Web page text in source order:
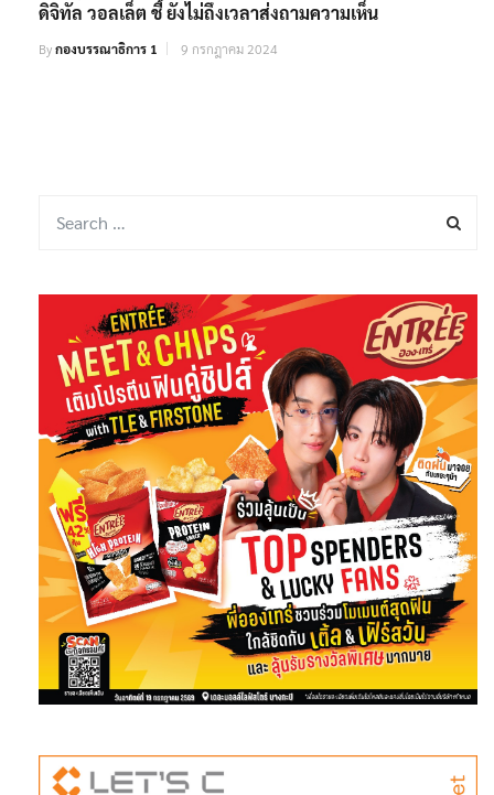
ดิจิทัล วอลเล็ต ชี้ ยังไม่ถึงเวลาส่งถามความเห็น
Byกองบรรณาธิการ 1 9 กรกฎาคม 2024